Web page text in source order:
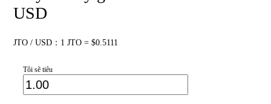
USD
JTO / USD：1 JTO = $0.5111
Tôi sẽ tiêu